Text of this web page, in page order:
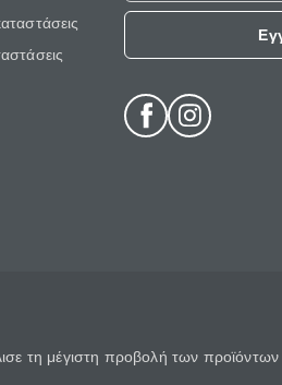
τη μέγιστη προβολή των προϊόντων